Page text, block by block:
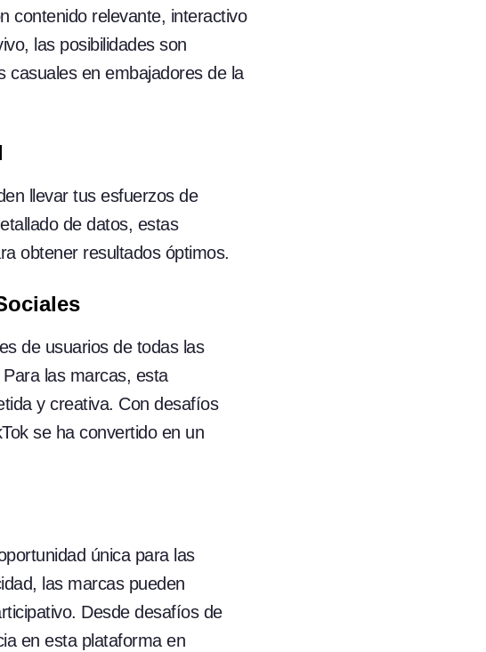
contenido relevante, interactivo
las posibilidades son
casuales en embajadores de la
llevar tus esfuerzos de
de datos, estas
obtener resultados óptimos.
de usuarios de todas las
las marcas, esta
y creativa. Con desafíos
se ha convertido en un
única para las
las marcas pueden
Desde desafíos de
en esta plataforma en